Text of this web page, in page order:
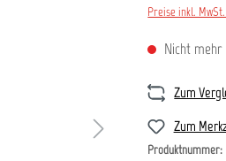
Preise inkl.
Nicht
Zum
Zum
Produktnummer: